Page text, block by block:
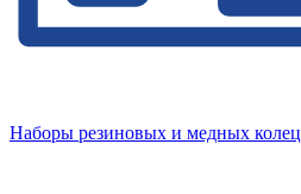
Наборы резиновых и медных колец